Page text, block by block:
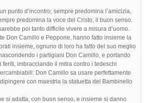
punto d’incontro; sempre predomina l’amicizia,
predomina la voce del Cristo, il buon senso.
poi tanto difficile vivere a misura d’uomo.
Don Camillo e Peppone, hanno fatto insieme la
insieme, ognuno di loro ha fatto del suo meglio
i partigiani Don Camillo, e portando
feriti, imbracciando il mitra contro i tedeschi
Don Camillo sa usare perfettamente
con maestria la statuetta del Bambinello
si adatta, con buon senso, e insieme si danno